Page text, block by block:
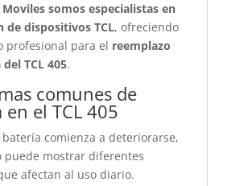
somos especialistas en
de dispositivos TCL, ofreciendo
profesional para el reemplazo
TCL 405.
comunes de
el TCL 405
batería comienza a deteriorarse,
puede mostrar diferentes
afectan al uso diario.